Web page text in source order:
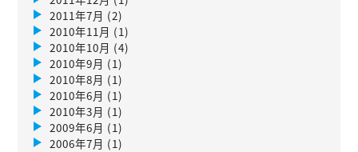
2011年7月 (2)
2010年11月 (1)
2010年10月 (4)
2010年9月 (1)
2010年8月 (1)
2010年6月 (1)
2010年3月 (1)
2009年6月 (1)
2006年7月 (1)